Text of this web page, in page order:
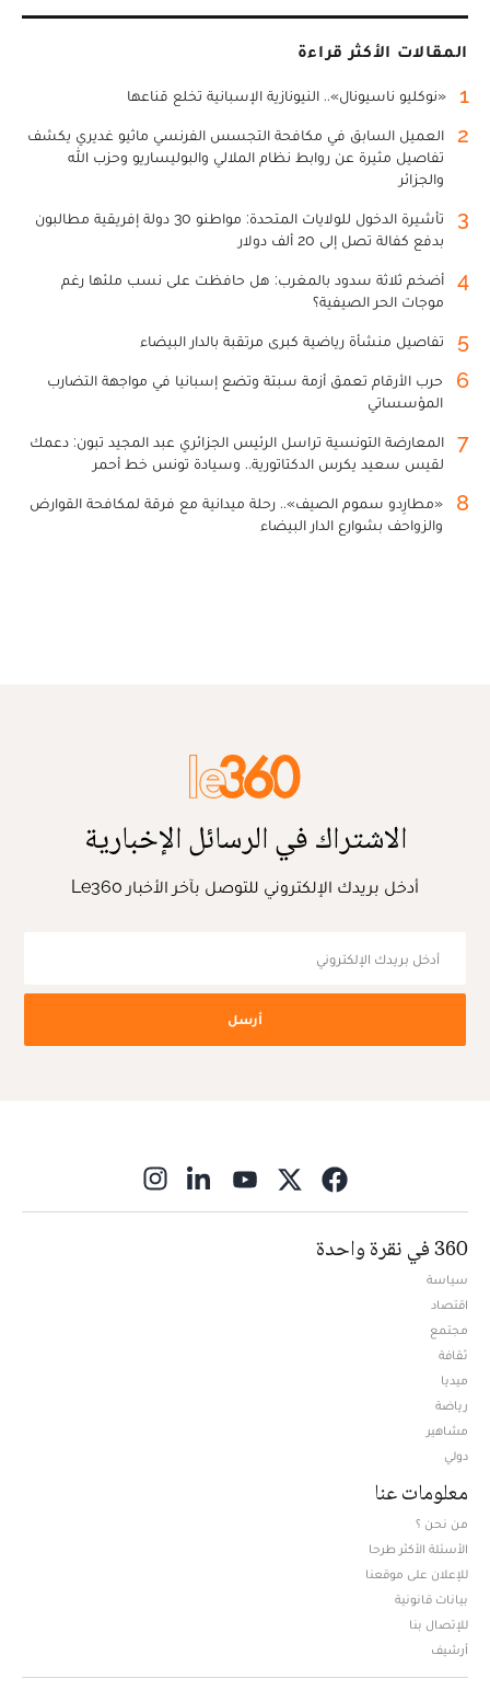
المقالات الأكثر قراءة
1 «نوكليو ناسيونال».. النيونازية الإسبانية تخلع قناعها
2
العميل السابق في مكافحة التجسس الفرنسي ماثيو غديري يكشف
تفاصيل مثيرة عن روابط نظام الملالي والبوليساريو وحزب الله
والجزائر
3
تأشيرة الدخول للولايات المتحدة: مواطنو 30 دولة إفريقية مطالبون
بدفع كفالة تصل إلى 20 ألف دولار
4
أضخم ثلاثة سدود بالمغرب: هل حافظت على نسب ملئها رغم
موجات الحر الصيفية؟
5 تفاصيل منشأة رياضية كبرى مرتقبة بالدار البيضاء
6
حرب الأرقام تعمق أزمة سبتة وتضع إسبانيا في مواجهة التضارب
المؤسساتي
7
المعارضة التونسية تراسل الرئيس الجزائري عبد المجيد تبون: دعمك
لقيس سعيد يكرس الدكتاتورية.. وسيادة تونس خط أحمر
8
«مطارِدو سموم الصيف».. رحلة ميدانية مع فرقة لمكافحة القوارض
والزواحف بشوارع الدار البيضاء
الاشتراك في الرسائل الإخبارية
أدخل بريدك الإلكتروني للتوصل بآخر الأخبار Le360
أرسل
360 في نقرة واحدة
سياسة
اقتصاد
مجتمع
ثقافة
ميديا
رياضة
مشاهير
دولي
معلومات عنا
من نحن ؟
الأسئلة الأكثر طرحا
للإعلان على موقعنا
بيانات قانونية
للإتصال بنا
أرشيف